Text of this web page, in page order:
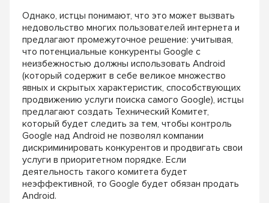
Однако, истцы понимают, что это может вызвать
недовольство многих пользователей интернета и
предлагают промежуточное решение: учитывая,
что потенциальные конкуренты Google с
неизбежностью должны использовать Android
(который содержит в себе великое множество
явных и скрытых характеристик, способствующих
продвижению услуги поиска самого Google), истцы
предлагают создать Технический Комитет,
который будет следить за тем, чтобы контроль
Google над Android не позволял компании
дискриминировать конкурентов и продвигать свои
услуги в приоритетном порядке. Если
деятельность такого комитета будет
неэффективной, то Google будет обязан продать
Android.